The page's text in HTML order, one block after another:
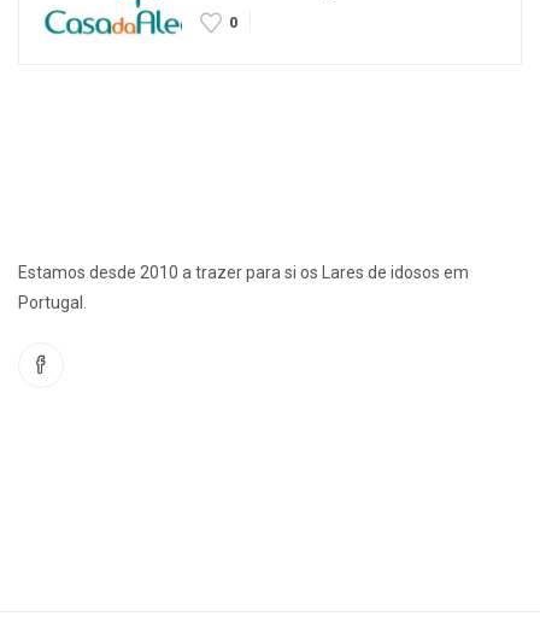
0
Estamos desde 2010 a trazer para si os Lares de idosos em
Portugal.